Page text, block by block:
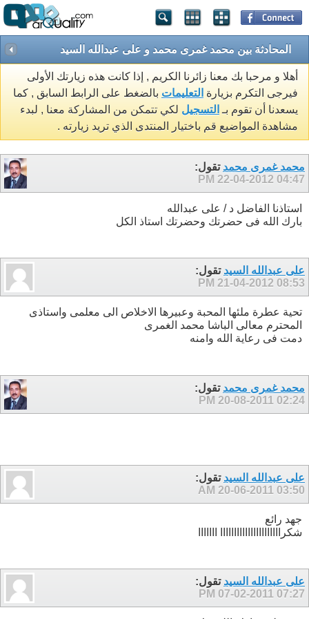
المحادثة بين محمد غمرى محمد و على عبدالله السيد
أهلا و مرحبا بك معنا زائرنا الكريم , إذا كانت هذه زيارتك الأولى
فيرجى التكرم بزيارة التعليمات بالضغط على الرابط السابق , كما
يسعدنا أن تقوم بـ التسجيل لكي تتمكن من المشاركة معنا , لبدء
مشاهدة المواضيع قم باختيار المنتدى الذي تريد زيارته .
محمد غمرى محمد تقول:
22-04-2012 04:47 PM
استاذنا الفاضل د / على عبدالله
بارك الله فى حضرتك وحضرتك استاذ الكل
على عبدالله السيد تقول:
21-04-2012 08:53 PM
تحية عطرة ملئها المحبة وعبيرها الاخلاص الى معلمى واستاذى
المحترم معالى الباشا محمد الغمرى
دمت فى رعاية الله وامنه
محمد غمرى محمد تقول:
20-08-2011 02:24 PM
على عبدالله السيد تقول:
20-06-2011 03:50 AM
جهد رائع
شكراااااااااااااااااااااا ااااااا
على عبدالله السيد تقول:
07-02-2011 07:27 PM